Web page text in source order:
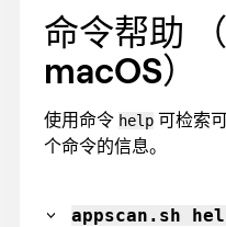
命令帮助 （
macOS）
使用命令 help 可检索
个命令的信息。
appscan .sh